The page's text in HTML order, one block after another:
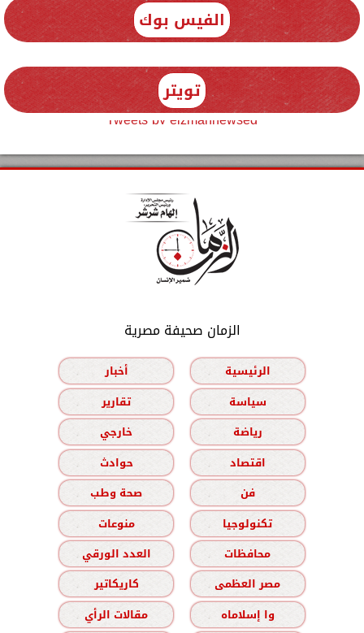
الفيس بوك
تويتر
Tweets by elzmannewseg
الزمان صحيفة مصرية
الرئيسية
أخبار
سياسة
تقارير
رياضة
خارجي
اقتصاد
حوادث
فن
صحة وطب
تكنولوجيا
منوعات
محافظات
العدد الورقي
مصر العظمى
كاريكاتير
وا إسلاماه
مقالات الرأي